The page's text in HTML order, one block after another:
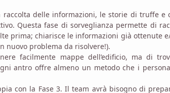
raccolta delle informazioni, le storie di truffe
Questa fase di sorveglianza permette di
prima; chiarisce le informazioni già ottenute
nuovo problema da risolvere!).
facilmente mappe dell’edificio, ma di
antro offre almeno un metodo che i
con la Fase 3. Il team avrà bisogno di